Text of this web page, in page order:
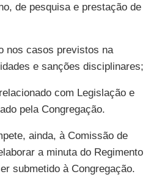
de pesquisa e prestação de
nos casos previstos na
e sanções disciplinares;
com Legislação e
pela Congregação.
ainda, à Comissão de
a minuta do Regimento
submetido à Congregação.